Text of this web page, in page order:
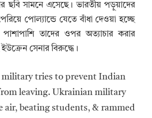
ছবি সামনে এসেছে। ভারতীয় পড়ুয়াদের
পোল্যান্ডে যেতে বাঁধা দেওয়া হচ্ছে
তাদের ওপর অত্যাচার করার
সেনার বিরুদ্ধে।
military tries to prevent Indian
leaving. Ukrainian military
air, beating students, & rammed